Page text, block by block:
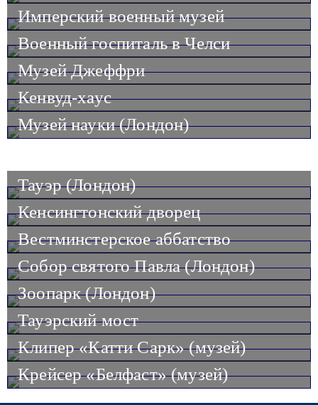
Имперский военный музей
Военный госпиталь в Челси
Музей Джеффри
Кенвуд-хаус
Музей науки (Лондон)
Тауэр (Лондон)
Кенсингтонский дворец
Вестминстерское аббатство
Собор святого Павла (Лондон)
Зоопарк (Лондон)
Тауэрский мост
Клипер «Катти Сарк» (музей)
Крейсер «Белфаст» (музей)